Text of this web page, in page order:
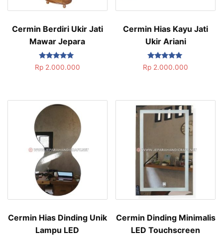
Cermin Berdiri Ukir Jati
Mawar Jepara
Dinilai
5.00
Rp2.000.000
Cermin Hias Kayu Jati
Ukir Ariani
Dinilai
5.00
Rp 2.000.000
Cermin Hias Dinding Unik
Lampu LED
Cermin Dinding Minimalis
LED Touchscreen